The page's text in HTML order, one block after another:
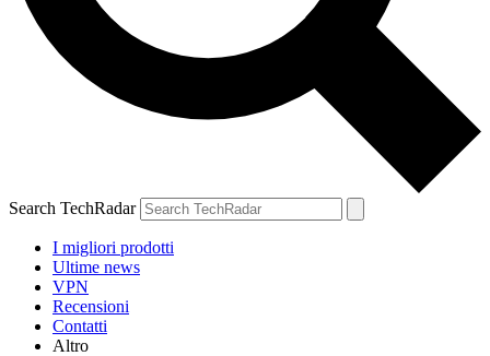
Search TechRadar
I migliori prodotti
Ultime news
VPN
Recensioni
Contatti
Altro